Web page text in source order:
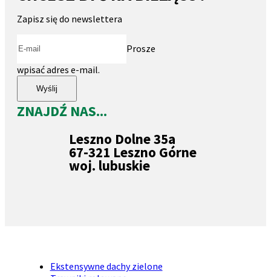
Zapisz się do newslettera
Prosze
wpisać adres e-mail.
Wyślij
ZNAJDŹ NAS...
Leszno Dolne 35a
67-321 Leszno Górne
woj. lubuskie
Ekstensywne dachy zielone